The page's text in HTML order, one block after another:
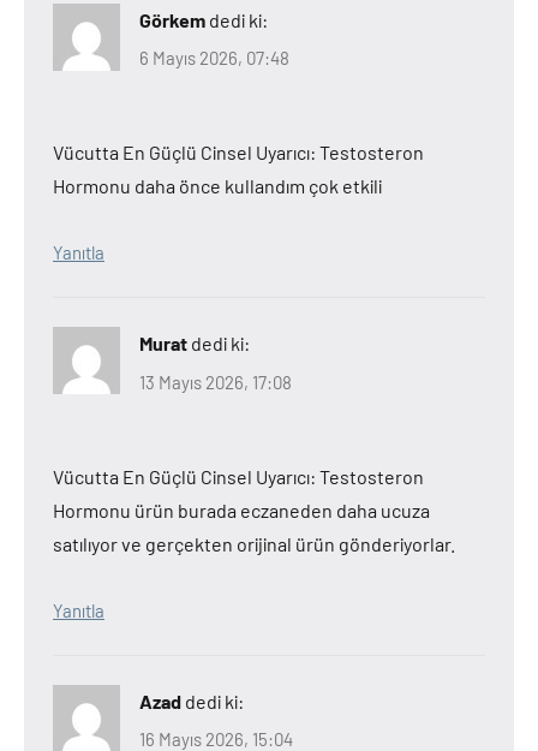
Görkem dedi ki:
6 Mayıs 2026, 07:48
Vücutta En Güçlü Cinsel Uyarıcı: Testosteron
Hormonu daha önce kullandım çok etkili
Yanıtla
Murat dedi ki:
13 Mayıs 2026, 17:08
Vücutta En Güçlü Cinsel Uyarıcı: Testosteron
Hormonu ürün burada eczaneden daha ucuza
satılıyor ve gerçekten orijinal ürün gönderiyorlar.
Yanıtla
Azad dedi ki:
16 Mayıs 2026, 15:04